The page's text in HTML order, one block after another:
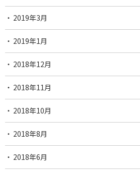
2019年3月
2019年1月
2018年12月
2018年11月
2018年10月
2018年8月
2018年6月